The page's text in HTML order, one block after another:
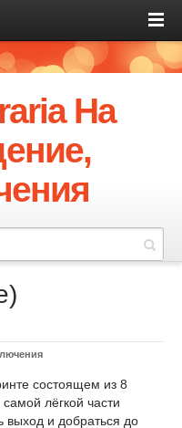
На
состоящем из 8
лёгкой части
выход и добраться до